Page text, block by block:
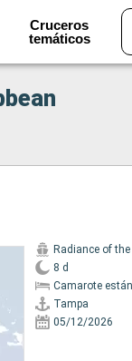
Cruceros
temáticos
Radiance of the
8 d
Camarote
Tampa
05/12/2026